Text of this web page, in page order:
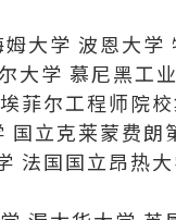
大学 波恩大学
大学 慕尼黑工
菲尔工程师院
立克莱蒙费朗
法国国立昂热